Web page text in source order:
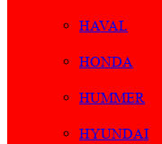
HAVAL
HONDA
HUMMER
HYUNDAI